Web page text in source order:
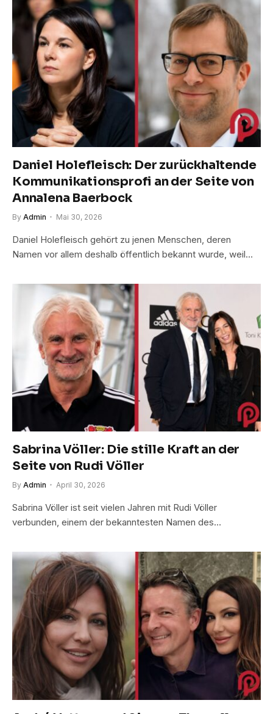
Daniel Holefleisch: Der zurückhaltende
Kommunikationsprofi an der Seite von
Annalena Baerbock
By Admin Mai 30, 2026
Daniel Holefleisch gehört zu jenen Menschen, deren
Namen vor allem deshalb öffentlich bekannt wurde, weil…
Sabrina Völler: Die stille Kraft an der
Seite von Rudi Völler
By Admin April 30, 2026
Sabrina Völler ist seit vielen Jahren mit Rudi Völler
verbunden, einem der bekanntesten Namen des…